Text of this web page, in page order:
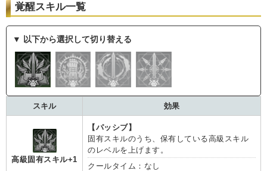
覚醒スキル一覧
▼ 以下から選択して切り替える
スキル 効果
高級固有スキル+1
【パッシブ】
固有スキルのうち、保有している高級スキル
のレベルを上げます。
クールタイム：なし